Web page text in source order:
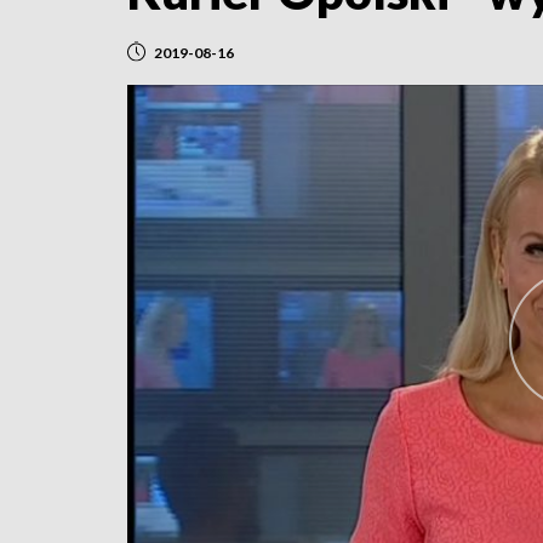
2019-08-16